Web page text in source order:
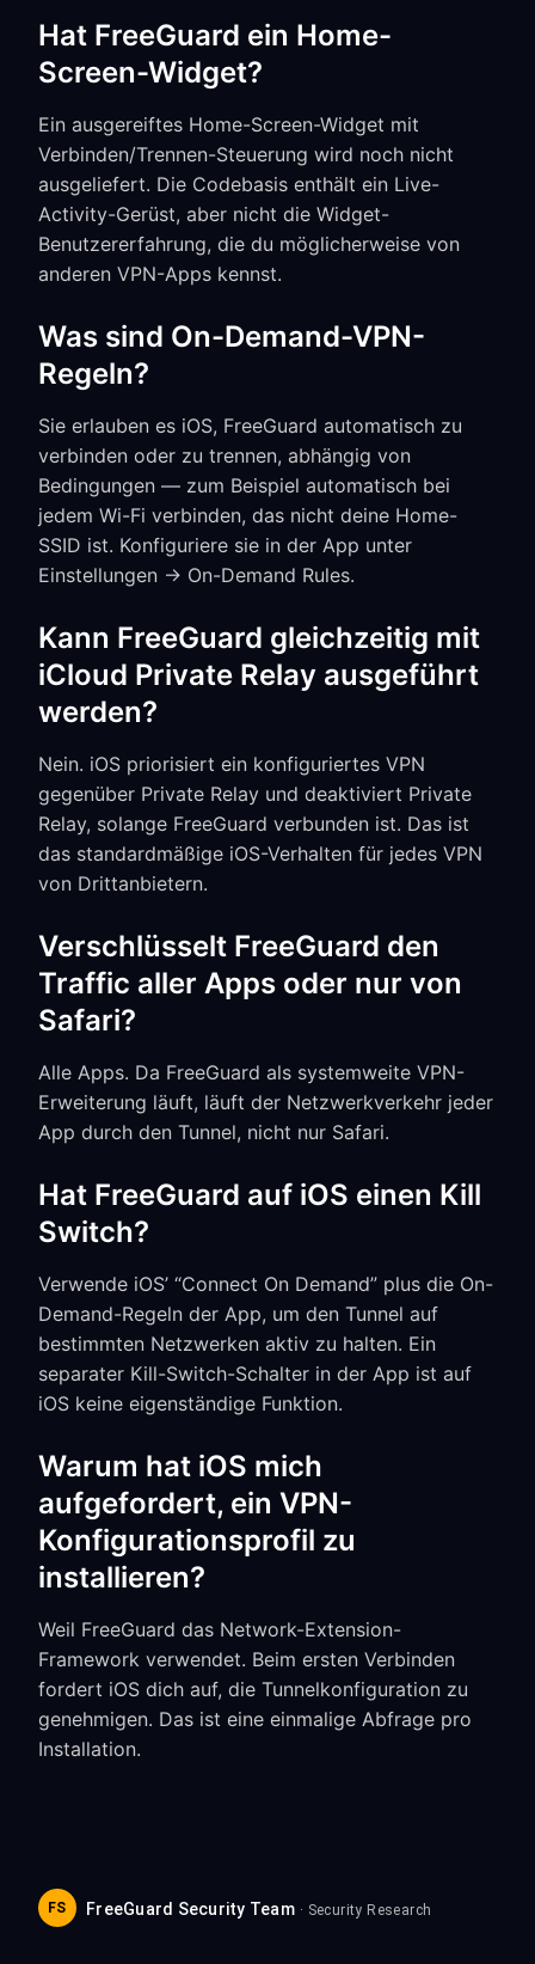
Hat FreeGuard ein Home-
Screen-Widget?
Ein ausgereiftes Home-Screen-Widget mit
Verbinden/Trennen-Steuerung wird noch nicht
ausgeliefert. Die Codebasis enthält ein Live-
Activity-Gerüst, aber nicht die Widget-
Benutzererfahrung, die du möglicherweise von
anderen VPN-Apps kennst.
Was sind On-Demand-VPN-
Regeln?
Sie erlauben es iOS, FreeGuard automatisch zu
verbinden oder zu trennen, abhängig von
Bedingungen — zum Beispiel automatisch bei
jedem Wi-Fi verbinden, das nicht deine Home-
SSID ist. Konfiguriere sie in der App unter
Einstellungen → On-Demand Rules.
Kann FreeGuard gleichzeitig mit
iCloud Private Relay ausgeführt
werden?
Nein. iOS priorisiert ein konfiguriertes VPN
gegenüber Private Relay und deaktiviert Private
Relay, solange FreeGuard verbunden ist. Das ist
das standardmäßige iOS-Verhalten für jedes VPN
von Drittanbietern.
Verschlüsselt FreeGuard den
Traffic aller Apps oder nur von
Safari?
Alle Apps. Da FreeGuard als systemweite VPN-
Erweiterung läuft, läuft der Netzwerkverkehr jeder
App durch den Tunnel, nicht nur Safari.
Hat FreeGuard auf iOS einen Kill
Switch?
Verwende iOS’ “Connect On Demand” plus die On-
Demand-Regeln der App, um den Tunnel auf
bestimmten Netzwerken aktiv zu halten. Ein
separater Kill-Switch-Schalter in der App ist auf
iOS keine eigenständige Funktion.
Warum hat iOS mich
aufgefordert, ein VPN-
Konfigurationsprofil zu
installieren?
Weil FreeGuard das Network-Extension-
Framework verwendet. Beim ersten Verbinden
fordert iOS dich auf, die Tunnelkonfiguration zu
genehmigen. Das ist eine einmalige Abfrage pro
Installation.
FS FreeGuard Security Team · Security Research